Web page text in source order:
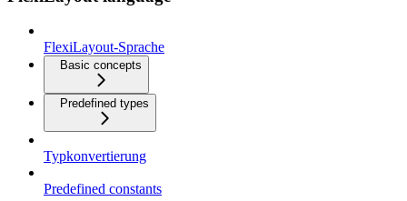
FlexiLayout-Sprache
Basic concepts
Predefined types
Typkonvertierung
Predefined constants